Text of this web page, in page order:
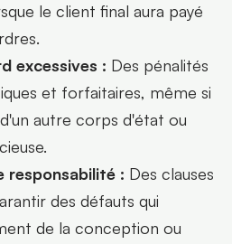
le client final aura payé
excessives : Des pénalités
et forfaitaires, même si
autre corps d'état ou
: Des clauses
des défauts qui
de la conception ou